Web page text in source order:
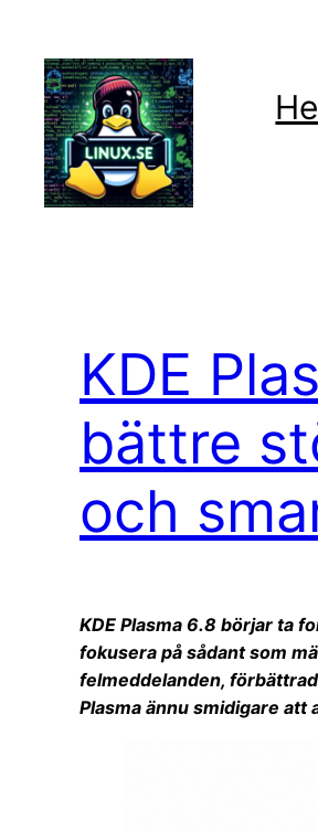
innehåll
KDE
bättre
och
KDE Plasma 6.8 börjar ta
fokusera på sådant som
felmeddelanden,
Plasma ännu smidigare att